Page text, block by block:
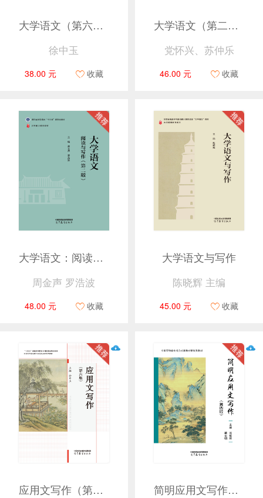
大学语文（第六版）
徐中玉
38.00 元 收藏
大学语文（第二版）
党怀兴、苏仲乐
46.00 元 收藏
大学语文：阅读与写作（第二版）
周金声 罗浩波
48.00 元 收藏
大学语文与写作
陈晓辉 主编
45.00 元 收藏
应用文写作（第六版） 简明应用文写作（第四版）